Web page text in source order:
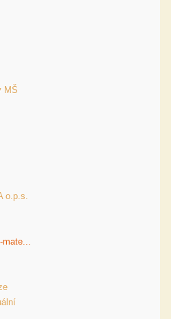
MŠ
o.p.s.
mate...